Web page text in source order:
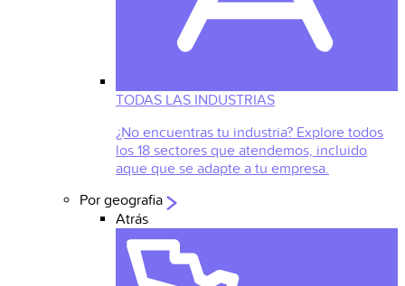
TODAS LAS INDUSTRIAS
¿No encuentras tu industria? Explore todos
los 18 sectores que atendemos, incluido
aque que se adapte a tu empresa.
Por geografia
Atrás